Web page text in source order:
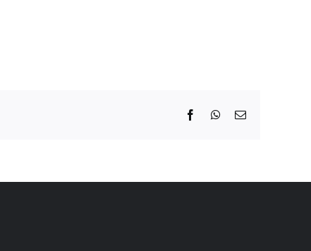
FacebookWhatsApp
E-